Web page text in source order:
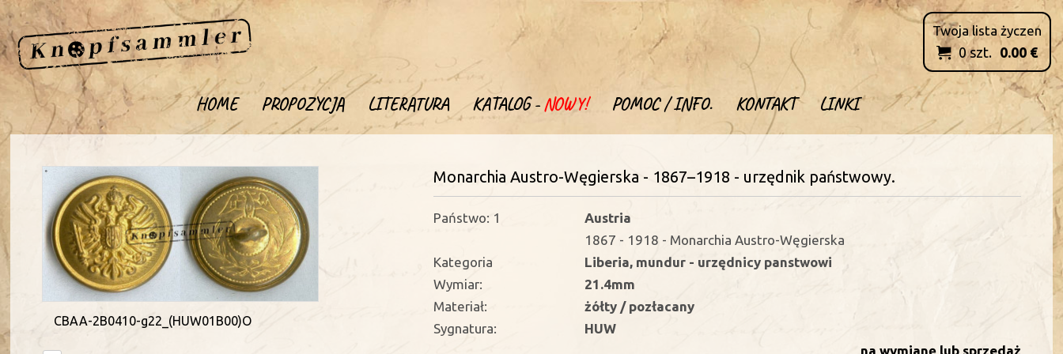
HOME PROPOZYCJA LITERATURA KATALOG -NOWY! POMOC / INFO. KONTAKT LINKI
Twoja lista życzen
 0szt. 0.00 €
CBAA-2B0410-g22_(HUW01B00)O
Monarchia Austro-Węgierska - 1867–1918 - urzędnik państwowy.
Państwo: 1
Austria
1867 - 1918 - Monarchia Austro-Węgierska
Kategoria
Liberia, mundur - urzędnicy panstwowi
Wymiar:
21.4mm
Materiał:
żółty / pozłacany
Sygnatura:
HUW
na wymianę lub sprzedaż